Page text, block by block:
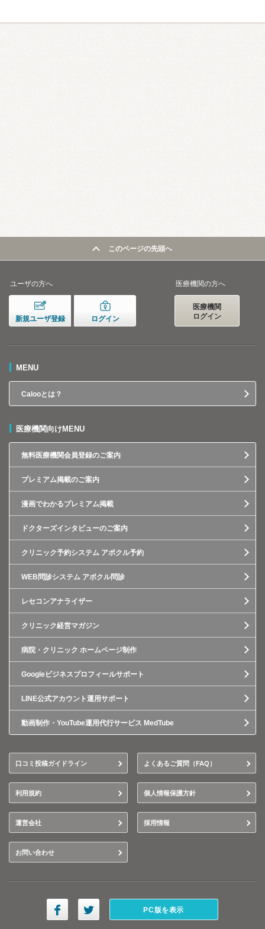
このページの先頭へ
ユーザの方へ
新規ユーザ登録 ログイン
医療機関の方へ
医療機関
ログイン
MENU
Calooとは？
医療機関向けMENU
無料医療機関会員登録のご案内
プレミアム掲載のご案内
漫画でわかるプレミアム掲載
ドクターズインタビューのご案内
クリニック予約システム アポクル予約
WEB問診システム アポクル問診
レセコンアナライザー
クリニック経営マガジン
病院・クリニック ホームページ制作
Googleビジネスプロフィールサポート
LINE公式アカウント運用サポート
動画制作・YouTube運用代行サービス MedTube
口コミ投稿ガイドライン よくあるご質問（FAQ）
利用規約 個人情報保護方針
運営会社 採用情報
お問い合わせ
PC版を表示